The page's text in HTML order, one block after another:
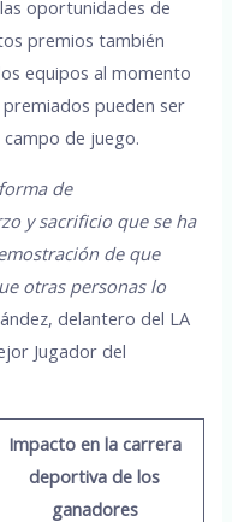
oportunidades de
premios también
equipos al momento
pueden ser
de juego.
de
y sacrificio que se ha
de que
otras personas lo
delantero del LA
Jugador del
Impacto en la carrera
deportiva de los
ganadores